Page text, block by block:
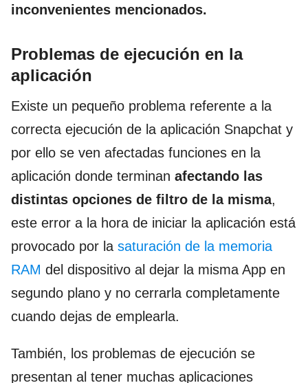
inconvenientes mencionados.
Problemas de ejecución en la
aplicación
Existe un pequeño problema referente a la
correcta ejecución de la aplicación Snapchat y
por ello se ven afectadas funciones en la
aplicación donde terminan afectando las
distintas opciones de filtro de la misma,
este error a la hora de iniciar la aplicación está
provocado por la saturación de la memoria
RAM del dispositivo al dejar la misma App en
segundo plano y no cerrarla completamente
cuando dejas de emplearla.
También, los problemas de ejecución se
presentan al tener muchas aplicaciones